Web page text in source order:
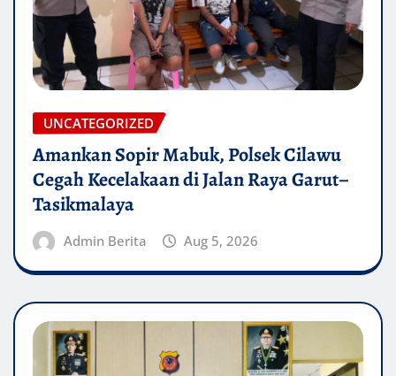
UNCATEGORIZED
Amankan Sopir Mabuk, Polsek Cilawu
Cegah Kecelakaan di Jalan Raya Garut–
Tasikmalaya
Admin Berita Aug 5, 2026